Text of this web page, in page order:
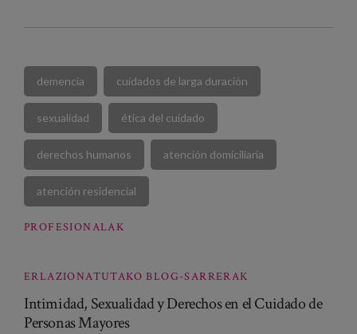
demencia cuidados de larga duración
sexualidad ética del cuidado
derechos humanos atención domiciliaria
atención residencial
PROFESIONALAK
ERLAZIONATUTAKO BLOG-SARRERAK
Intimidad, Sexualidad y Derechos en el Cuidado de
Personas Mayores